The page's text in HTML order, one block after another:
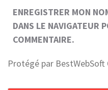
ENREGISTRER MON
DANS LE NAVIGATEUR
COMMENTAIRE.
Protégé par BestWebSoft